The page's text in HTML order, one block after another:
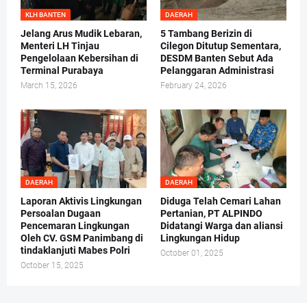
KLH BANTEN
Jelang Arus Mudik Lebaran,
Menteri LH Tinjau
Pengelolaan Kebersihan di
Terminal Purabaya
March 15, 2026
DAERAH
5 Tambang Berizin di
Cilegon Ditutup Sementara,
DESDM Banten Sebut Ada
Pelanggaran Administrasi
February 24, 2026
DAERAH
Laporan Aktivis Lingkungan
Persoalan Dugaan
Pencemaran Lingkungan
Oleh CV. GSM Panimbang di
tindaklanjuti Mabes Polri
October 15, 2025
DAERAH
Diduga Telah Cemari Lahan
Pertanian, PT ALPINDO
Didatangi Warga dan aliansi
Lingkungan Hidup
October 01, 2025